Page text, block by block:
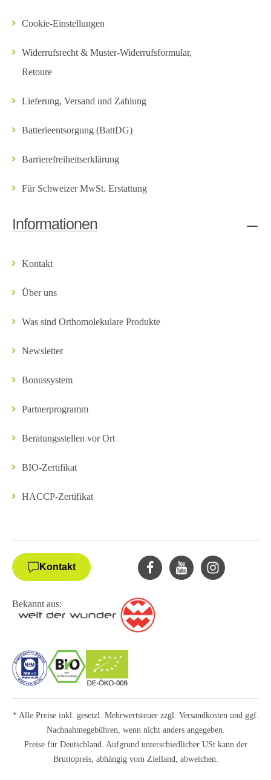
Cookie-Einstellungen
Widerrufsrecht & Muster-Widerrufsformular,
Retoure
Lieferung, Versand und Zahlung
Batterieentsorgung (BattDG)
Barrierefreiheitserklärung
Für Schweizer MwSt. Erstattung
Informationen
Kontakt
Über uns
Was sind Orthomolekulare Produkte
Newsletter
Bonussystem
Partnerprogramm
Beratungsstellen vor Ort
BIO-Zertifikat
HACCP-Zertifikat
Kontakt
Bekannt aus:
* Alle Preise inkl. gesetzl. Mehrwertsteuer zzgl. Versandkostenund ggf.
Nachnahmegebühren, wenn nicht anders angegeben.
Preise für Deutschland. Aufgrund unterschiedlicher USt kann der
Bruttopreis, abhängig vom Zielland, abweichen.